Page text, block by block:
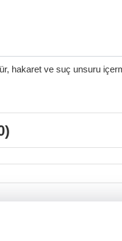
hakaret ve suç unsuru
)